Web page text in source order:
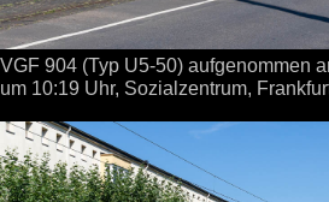
VGF 904 (Typ U5-50) aufgenommen
um 10:19 Uhr, Sozialzentrum,